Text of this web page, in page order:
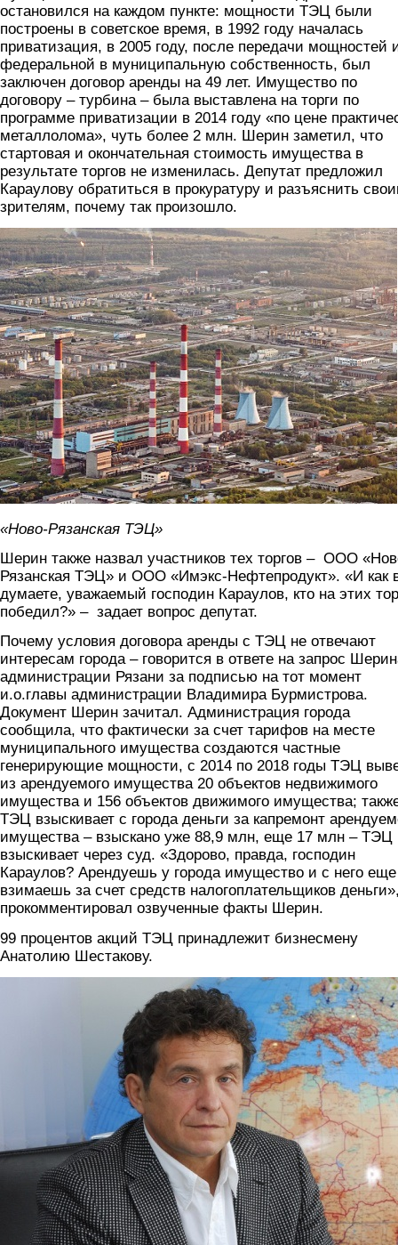
остановился на каждом пункте: мощности ТЭЦ были
построены в советское время, в 1992 году началась
приватизация, в 2005 году, после передачи мощностей
федеральной в муниципальную собственность, был
заключен договор аренды на 49 лет. Имущество по
договору – турбина – была выставлена на торги по
программе приватизации в 2014 году «по цене
металлолома», чуть более 2 млн. Шерин заметил, что
стартовая и окончательная стоимость имущества в
результате торгов не изменилась. Депутат предложил
Караулову обратиться в прокуратуру и разъяснить
зрителям, почему так произошло.
tec.png
«Ново-Рязанская ТЭЦ»
Шерин также назвал участников тех торгов – ООО
Рязанская ТЭЦ» и ООО «Имэкс-Нефтепродукт». «И как
думаете, уважаемый господин Караулов, кто на этих
победил?» – задает вопрос депутат.
Почему условия договора аренды с ТЭЦ не отвечают
интересам города – говорится в ответе на запрос
администрации Рязани за подписью на тот момент
и.о.главы администрации Владимира Бурмистрова.
Документ Шерин зачитал. Администрация города
сообщила, что фактически за счет тарифов на месте
муниципального имущества создаются частные
генерирующие мощности, с 2014 по 2018 годы ТЭЦ
из арендуемого имущества 20 объектов недвижимого
имущества и 156 объектов движимого имущества;
ТЭЦ взыскивает с города деньги за капремонт
имущества – взыскано уже 88,9 млн, еще 17 млн – ТЭЦ
взыскивает через суд. «Здорово, правда, господин
Караулов? Арендуешь у города имущество и с него еще
взимаешь за счет средств налогоплательщиков
прокомментировал озвученные факты Шерин.
99 процентов акций ТЭЦ принадлежит бизнесмену
Анатолию Шестакову.